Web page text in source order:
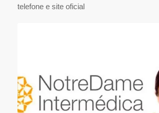
telefone e site oficial